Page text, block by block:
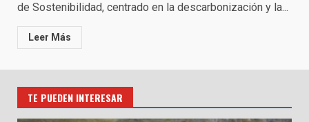
de Sostenibilidad, centrado en la descarbonización y la...
Leer Más
TE PUEDEN INTERESAR